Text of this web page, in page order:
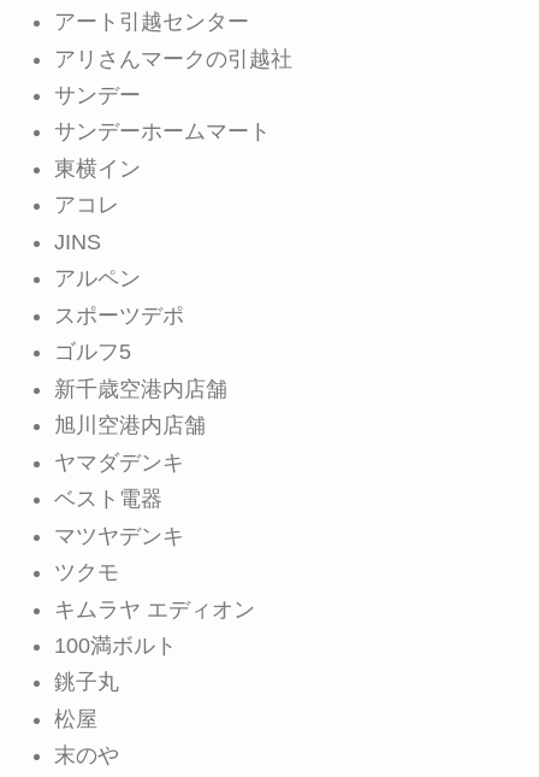
アート引越センター
アリさんマークの引越社
サンデー
サンデーホームマート
東横イン
アコレ
JINS
アルペン
スポーツデポ
ゴルフ5
新千歳空港内店舗
旭川空港内店舗
ヤマダデンキ
ベスト電器
マツヤデンキ
ツクモ
キムラヤ エディオン
100満ボルト
銚子丸
松屋
末のや